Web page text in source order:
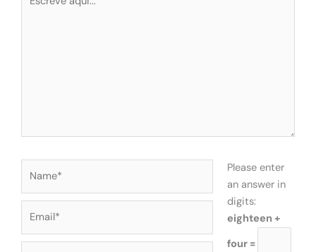
Please enter
an answer in
digits:
eighteen +
four =